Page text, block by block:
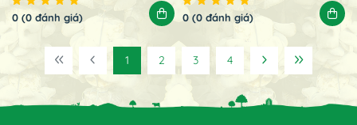
0 (0 đánh giá) 0 (0 đánh giá)
1 2 3 4